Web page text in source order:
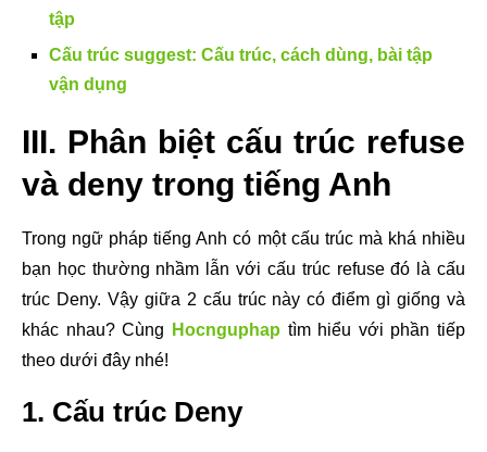
tập
Cấu trúc suggest: Cấu trúc, cách dùng, bài tập
vận dụng
III. Phân biệt cấu trúc refuse
và deny trong tiếng Anh
Trong ngữ pháp tiếng Anh có một cấu trúc mà khá nhiều
bạn học thường nhầm lẫn với cấu trúc refuse đó là cấu
trúc Deny. Vậy giữa 2 cấu trúc này có điểm gì giống và
khác nhau? Cùng
Hocnguphap tìm hiểu với phần tiếp
theo dưới đây nhé!
1. Cấu trúc Deny